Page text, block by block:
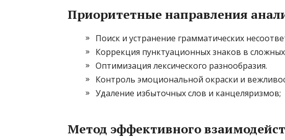
Приоритетные направления
Поиск и устранение грамматических
Коррекция пунктуационных знаков в
Оптимизация лексического разнообразия.
Контроль эмоциональной окраски и
Удаление избыточных слов и канцеляризмов;
Метод эффективного